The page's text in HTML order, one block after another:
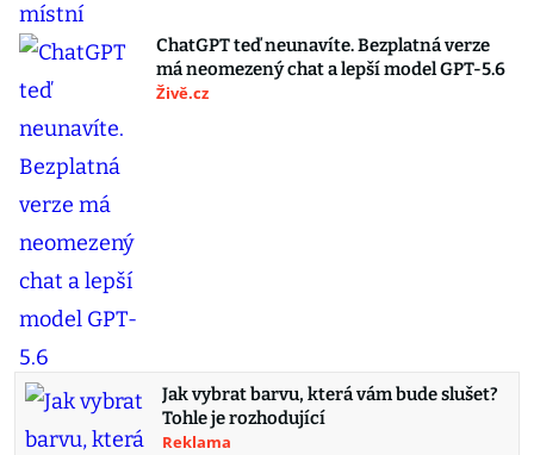
ChatGPT teď neunavíte. Bezplatná verze
má neomezený chat a lepší model GPT-5.6
Živě.cz
Jak vybrat barvu, která vám bude slušet?
Tohle je rozhodující
Reklama